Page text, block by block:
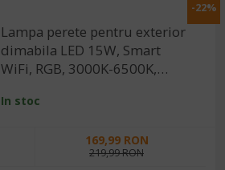
-22%
Lampa perete pentru exterior
dimabila LED 15W, Smart
WiFi, RGB, 3000K-6500K,
Tuya/SmartLife
In stoc
169,99 RON
219,99 RON